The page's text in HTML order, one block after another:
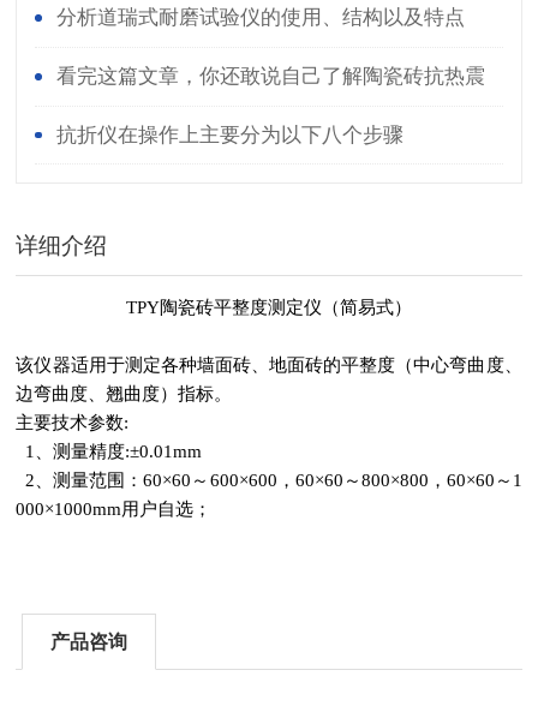
分析道瑞式耐磨试验仪的使用、结构以及特点
看完这篇文章，你还敢说自己了解陶瓷砖抗热震
性测定仪吗？
抗折仪在操作上主要分为以下八个步骤
详细介绍
TPY陶瓷砖平整度测定仪（简易式）
该仪器适用于测定各种墙面砖、地面砖的平整度（中心弯曲度、
边弯曲度、翘曲度）指标。
主要技术参数:
1、测量精度:±0.01mm
2、测量范围：60×60～600×600，60×60～800×800，60×60～1
000×1000mm用户自选；
产品咨询